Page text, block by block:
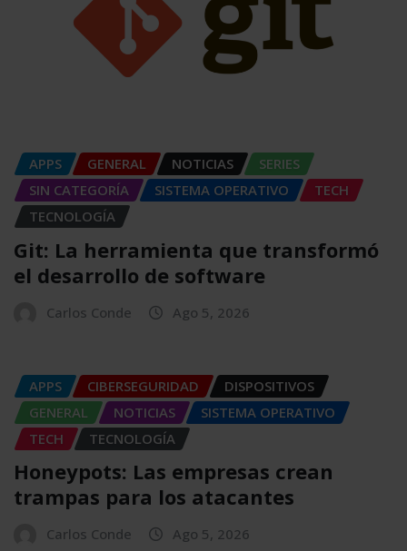
APPS GENERAL NOTICIAS
SERIES
SIN CATEGORÍA
SISTEMA OPERATIVO
TECH
TECNOLOGÍA
Git: La herramienta que transformó
el desarrollo de software
Carlos Conde Ago 5, 2026
APPS CIBERSEGURIDAD
DISPOSITIVOS
GENERAL
NOTICIAS
SISTEMA OPERATIVO
TECH
TECNOLOGÍA
Honeypots: Las empresas crean
trampas para los atacantes
Carlos Conde Ago 5, 2026